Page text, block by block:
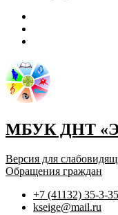
МБУК ДНТ
Версия для
Обращения граждан
+7 (41132) 35-3-35
kseige@mail.ru